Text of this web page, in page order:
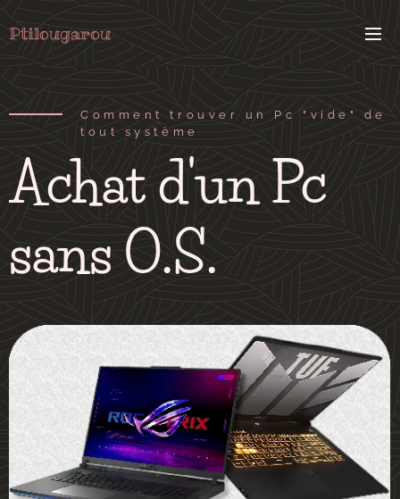
Ptilougarou
Comment trouver un Pc "vide" de
tout système
Achat d'un Pc
sans O.S.